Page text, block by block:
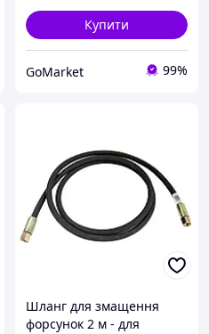
Купити
GoMarket 99%
Шланг для змащення
форсунок 2 м - для